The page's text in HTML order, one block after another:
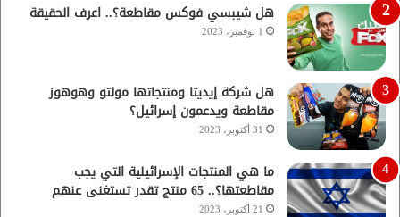
هل شيبسي فوكس مقاطعة؟.. اعرف الحقيقة
1 نوفمبر، 2023
هل شركة إيديتا ومنتجاتها مولتو وهوهوز
مقاطعة ويدعمون إسرائيل؟
31 أكتوبر، 2023
ما هي المنتجات الإسرائيلية التي يجب
مقاطعتها؟.. 65 منتج تقدر تستغنى عنهم
21 أكتوبر، 2023